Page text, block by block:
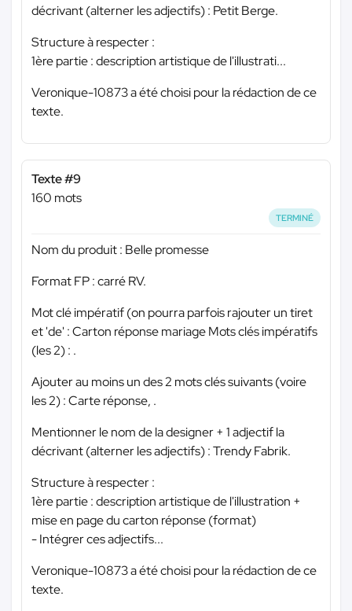
décrivant (alterner les adjectifs) : Petit Berge.
Structure à respecter :
1ère partie : description artistique de l'illustrati...
Veronique-10873 a été choisi pour la rédaction de ce
texte.
Texte #9
160 mots
TERMINÉ
Nom du produit : Belle promesse
Format FP : carré RV.
Mot clé impératif (on pourra parfois rajouter un tiret
et 'de' : Carton réponse mariage Mots clés impératifs
(les 2) : .
Ajouter au moins un des 2 mots clés suivants (voire
les 2) : Carte réponse, .
Mentionner le nom de la designer + 1 adjectif la
décrivant (alterner les adjectifs) : Trendy Fabrik.
Structure à respecter :
1ère partie : description artistique de l'illustration +
mise en page du carton réponse (format)
- Intégrer ces adjectifs...
Veronique-10873 a été choisi pour la rédaction de ce
texte.